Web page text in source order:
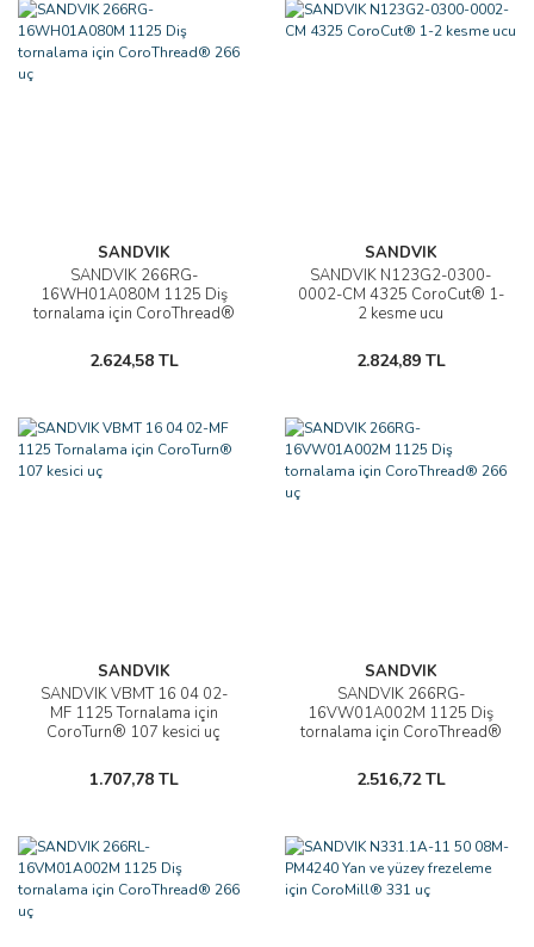
SANDVIK
SANDVIK 266RG-
16WH01A080M 1125 Diş
tornalama için CoroThread®
2.624,58 TL
SANDVIK
SANDVIK N123G2-0300-
0002-CM 4325 CoroCut® 1-
2 kesme ucu
2.824,89 TL
SANDVIK
SANDVIK VBMT 16 04 02-
MF 1125 Tornalama için
CoroTurn® 107 kesici uç
1.707,78 TL
SANDVIK
SANDVIK 266RG-
16VW01A002M 1125 Diş
tornalama için CoroThread®
2.516,72 TL